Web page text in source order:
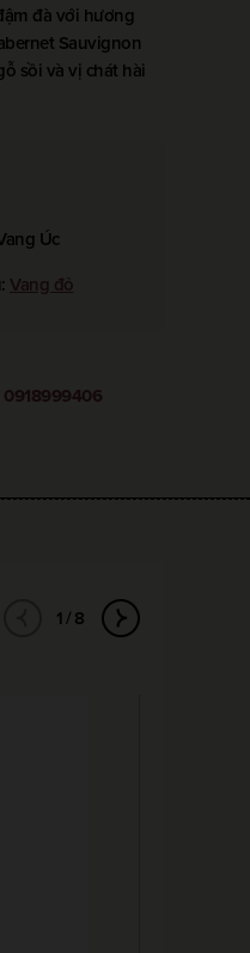
đà với hương
Sauvignon
sồi và vị chát hài
Úc
: Vang đỏ
0918999406
1/8